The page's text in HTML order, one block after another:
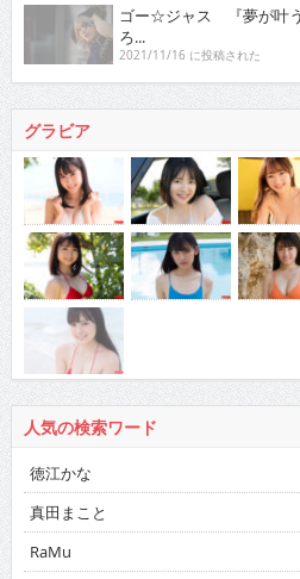
ろ...
2021/11/16 に投稿された
グラビア
人気の検索ワード
真田まこと
RaMu
netflix